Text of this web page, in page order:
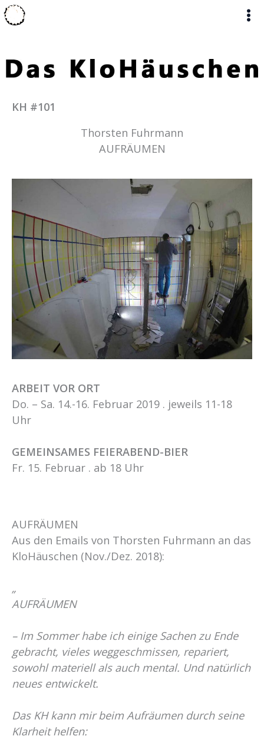
Zum
Inhalt
KH #101
Thorsten Fuhrmann
AUFRÄUMEN
ARBEIT VOR ORT
Do. – Sa. 14.-16. Februar 2019 . jeweils 11-18
Uhr
GEMEINSAMES FEIERABEND-BIER
Fr. 15. Februar . ab 18 Uhr
AUFRÄUMEN
Aus den Emails von Thorsten Fuhrmann an das
KloHäuschen (Nov./Dez. 2018):
„
AUFRÄUMEN
– Im Sommer habe ich einige Sachen zu Ende
gebracht, vieles weggeschmissen, repariert,
sowohl materiell als auch mental. Und natürlich
neues entwickelt.
Das KH kann mir beim Aufräumen durch seine
Klarheit helfen: